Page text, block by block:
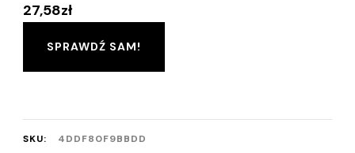
27,58zł
SPRAWDŹ SAM!
SKU:
4DDF80F9BBDD